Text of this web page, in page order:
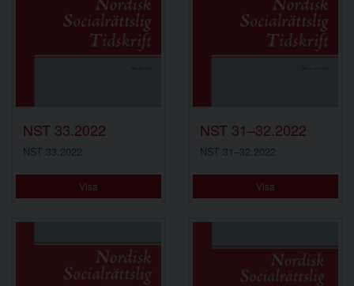
NST 33.2022
NST 33.2022
Visa
NST 31–32.2022
NST 31–32.2022
Visa